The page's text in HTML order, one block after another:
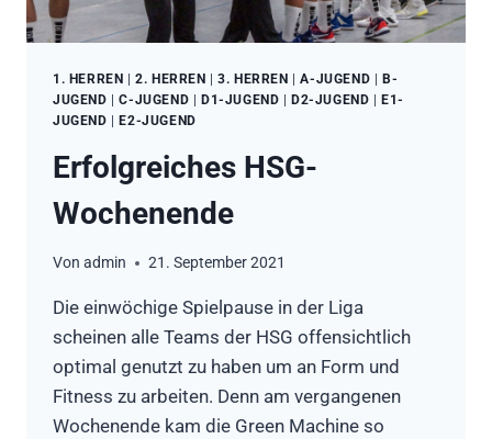
1. HERREN |2. HERREN |3. HERREN |A-JUGEND |B-
JUGEND |C-JUGEND | D1-JUGEND |D2-JUGEND |E1-
JUGEND |E2-JUGEND
Erfolgreiches HSG-
Wochenende
Von admin 21. September 2021
Die einwöchige Spielpause in der Liga
scheinen alle Teams der HSG offensichtlich
optimal genutzt zu haben um an Form und
Fitness zu arbeiten. Denn am vergangenen
Wochenende kam die Green Machine so